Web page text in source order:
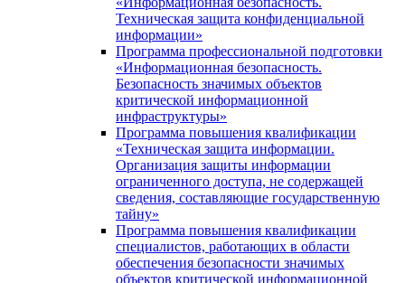
Техническая защита конфиденциальной
информации»
Программа профессиональной подготовки
«Информационная безопасность.
Безопасность значимых объектов
критической информационной
инфраструктуры»
Программа повышения квалификации
«Техническая защита информации.
Организация защиты информации
ограниченного доступа, не содержащей
сведения, составляющие государственную
тайну»
Программа повышения квалификации
специалистов, работающих в области
обеспечения безопасности значимых
объектов критической информационной